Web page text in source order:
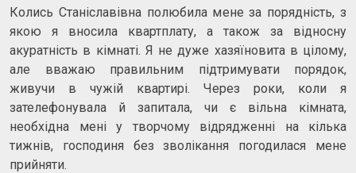
Колись Станіславівна полюбила мене за порядність, з
якою я вносила квартплату, а також за відносну
акуратність в кімнаті. Я не дуже хазяїновита в цілому,
але вважаю правильним підтримувати порядок,
живучи в чужій квартирі. Через роки, коли я
зателефонувала й запитала, чи є вільна кімната,
необхідна мені у творчому відрядженні на кілька
тижнів, господиня без зволікання погодилася мене
прийняти.